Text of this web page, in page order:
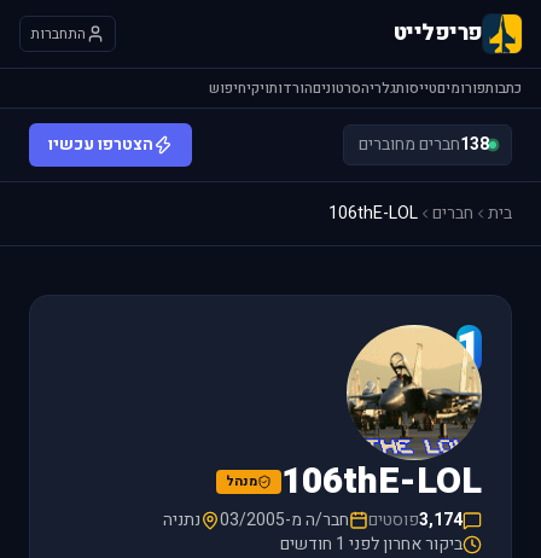
פריפלייט התחברות
כתבותפורומיםטייסותגלריהסרטוניםהורדותויקיחיפוש
138חברים מחוברים הצטרפו עכשיו
בית חברים 106thE-LOL
1
106thE-LOL מנהל
3,174פוסטים חבר/ה מ-03/2005
נתניה
ביקור אחרון לפני 1 חודשים